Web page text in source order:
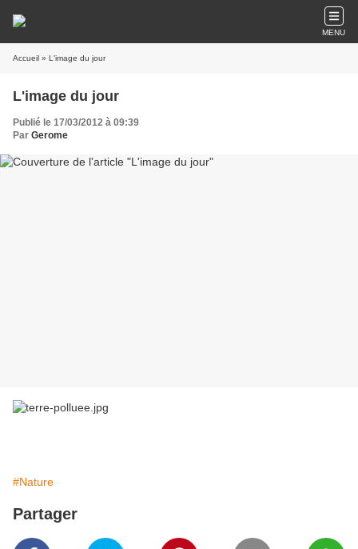
MENU
Accueil » L'image du jour
L'image du jour
Publié le 17/03/2012 à 09:39
Par Gerome
#Nature
Partager